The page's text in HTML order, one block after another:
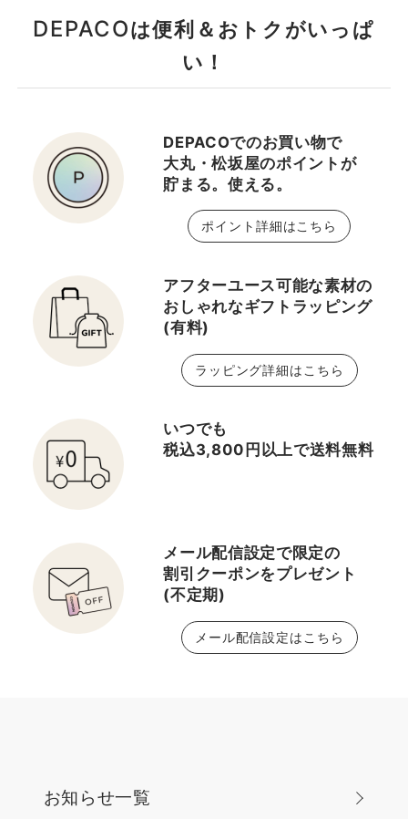
DEPACOは便利＆おトクがいっぱ
い！
DEPACOでのお買い物で
大丸・松坂屋のポイントが
貯まる。使える。
ポイント詳細はこちら
アフターユース可能な素材の
おしゃれなギフトラッピング
(有料)
ラッピング詳細はこちら
いつでも
税込3,800円以上で送料無料
メール配信設定で限定の
割引クーポンをプレゼント
(不定期)
メール配信設定はこちら
お知らせ一覧